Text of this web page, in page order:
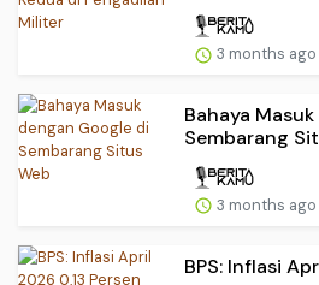
3 months ago
Bahaya
Sembarang
3 months ago
BPS: Inflasi